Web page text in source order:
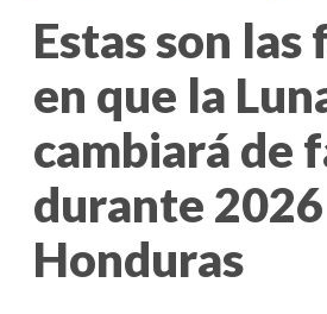
Estas son las
en que la
cambiará de
durante
Honduras